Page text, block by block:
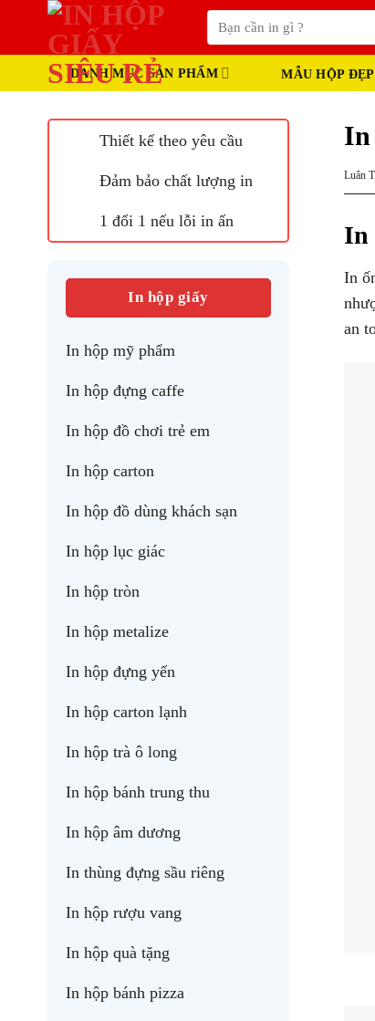
kiếm:
DANH MỤC SẢN PHẨM MẪU HỘP ĐẸP
Thiết kế theo yêu cầu
Đảm bảo chất lượng in
1 đổi 1 nếu lỗi in ấn
In hộp giấy
In hộp mỹ phẩm
In hộp đựng caffe
In hộp đồ chơi trẻ em
In hộp carton
In hộp đồ dùng khách sạn
In hộp lục giác
In hộp tròn
In hộp metalize
In hộp đựng yến
In hộp carton lạnh
In hộp trà ô long
In hộp bánh trung thu
In hộp âm dương
In thùng đựng sầu riêng
In hộp rượu vang
In hộp quà tặng
In hộp bánh pizza
In
Luân
In
In
an